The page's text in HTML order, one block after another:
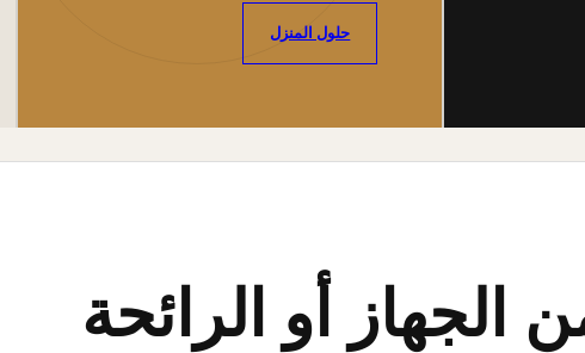
حلول المنزل
الجهاز أو الرائحة